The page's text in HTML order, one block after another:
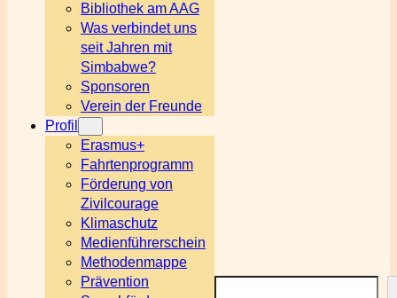
Bibliothek am AAG
Was verbindet uns
seit Jahren mit
Simbabwe?
Sponsoren
Verein der Freunde
Profil
Erasmus+
Fahrtenprogramm
Förderung von
Zivilcourage
Klimaschutz
Medienführerschein
Methodenmappe
Prävention